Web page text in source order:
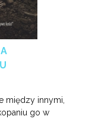
między innymi,
go w